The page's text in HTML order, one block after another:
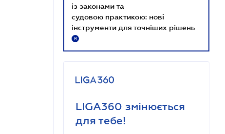
із законами та
судовою практикою: нові
інструменти для точніших рішень
R
LIGA360 змінюється
для тебе!